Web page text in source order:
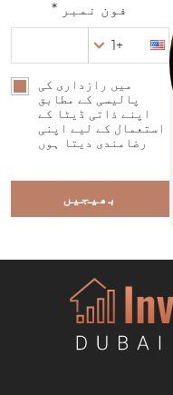
فون نمبر *
+1
میں رازداری کی
پالیسی کے مطابق
اپنے ذاتی ڈیٹا کے
استعمال کے لیے اپنی
رضامندی دیتا ہوں
بھیجیں